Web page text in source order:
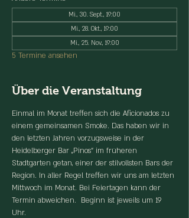
Mi., 30. Sept., 19:00
Mi., 28. Okt., 19:00
Mi., 25. Nov., 19:00
5 Termine ansehen
Über die Veranstaltung
Einmal im Monat treffen sich die Aficionados zu
einem gemeinsamen Smoke. Das haben wir in
den letzten Jahren vorzugsweise in der
Heidelberger Bar „Pinos“ im früheren
Stadtgarten getan, einer der stilvollsten Bars der
Region. In aller Regel treffen wir uns am letzten
Mittwoch im Monat. Bei Feiertagen kann der
Termin abweichen.  Beginn ist jeweils um 19
Uhr.